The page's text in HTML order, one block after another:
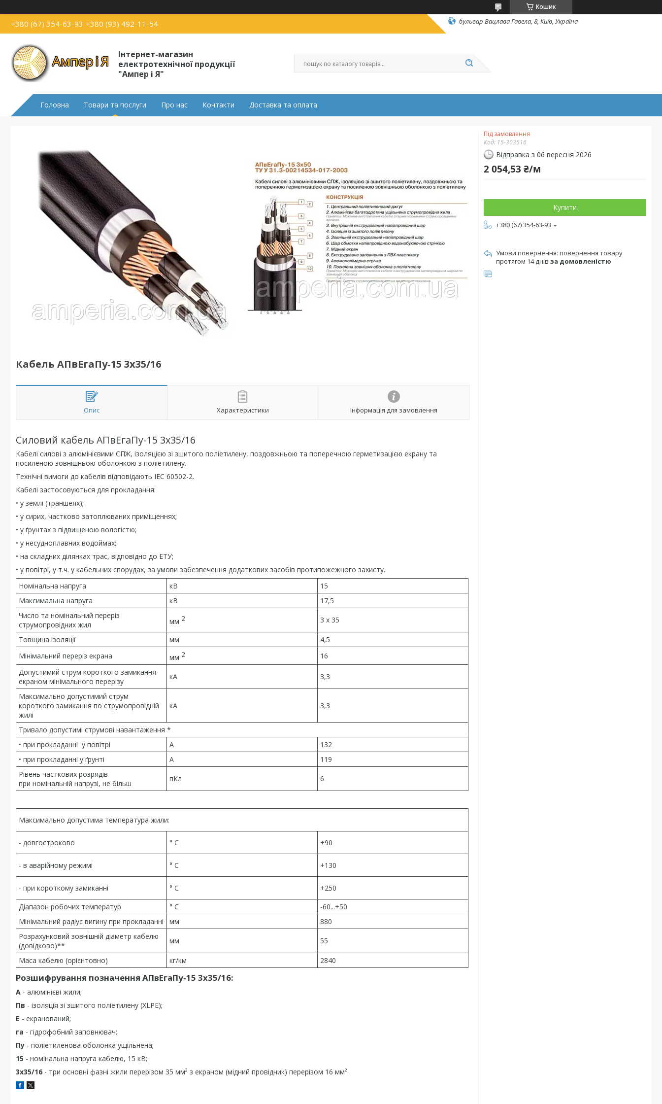
Кошик
+380 (67) 354-63-93 +380 (93) 492-11-54 бульвар Вацлава Гавела, 8, Київ, Україна
Інтернет-магазин
електротехнічної продукції
"Ампер і Я"
Головна Товари та послуги Про нас Контакти Доставка та оплата
Кабель АПвЕгаПу‑15 3х35/16
Опис Характеристики Інформація для замовлення
Силовий кабель АПвЕгаПу-15 3х35/16
Кабелі силові з алюмінієвими СПЖ, ізоляцією зі зшитого поліетилену, поздовжньою та поперечною герметизацією екрану та
посиленою зовнішньою оболонкою з поліетилену.
Технічні вимоги до кабелів відповідають IEC 60502-2.
Кабелі застосовуються для прокладання:
• у землі (траншеях);
• у сирих, частково затоплюваних приміщеннях;
• у ґрунтах з підвищеною вологістю;
• у несудноплавних водоймах;
• на складних ділянках трас, відповідно до ЕТУ;
• у повітрі, у т.ч. у кабельних спорудах, за умови забезпечення додаткових засобів протипожежного захисту.
Номінальна напруга
кВ
15
Максимальна напруга
кВ
17,5
Число та номінальний переріз
струмопровідних жил
мм 2 3 x 35
Товщина ізоляції мм
4,5
Мінімальний переріз екрана
мм 2
16
Допустимий струм короткого замикання
екраном мінімального перерізу
кА 3,3
Максимально допустимий струм
короткого замикання по струмопровідній
жилі
кА 3,3
Тривало допустимі струмові навантаження *
• при прокладанні у повітрі
А
132
• при прокладанні у ґрунті
А
119
Рівень часткових розрядів
при номінальній напрузі, не більш
пКл 6
Максимально допустима температура жили:
- довгостроково ° С +90
- в аварійному режимі ° С +130
- при короткому замиканні ° С
+250
Діапазон робочих температур
° С
-60...+50
Мінімальний радіус вигину при прокладанні
мм
880
Розрахунковий зовнішній діаметр кабелю
(довідково)**
мм 55
Маса кабелю (орієнтовно) кг/км 2840
Розшифрування позначення АПвЕгаПу‑15 3х35/16:
А - алюмінієві жили;
Пв - ізоляція зі зшитого поліетилену (XLPE);
Е - екранований;
га - гідрофобний заповнювач;
Пу - поліетиленова оболонка ущільнена;
15 - номінальна напруга кабелю, 15 кВ;
3х35/16 - три основні фазні жили перерізом 35 мм² з екраном (мідний провідник) перерізом 16 мм².
Під замовлення
Код: 15-303516
Відправка з 06 вересня 2026
2 054,53 ₴/м
Купити
+380 (67) 354-63-93
повернення товару
протягом 14 днів за домовленістю